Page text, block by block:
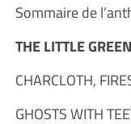
Sommaire de
THE LITTLE
CHARCLOTH,
GHOSTS WITH